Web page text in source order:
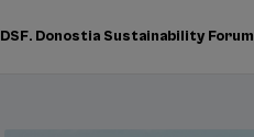
DSF. Donostia Sustainability Forum